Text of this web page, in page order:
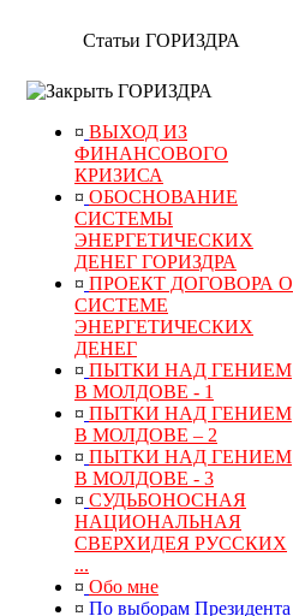
Статьи ГОРИЗДРА
ГОРИЗДРА
¤ ВЫХОД ИЗ
ФИНАНСОВОГО
КРИЗИСА
¤ ОБОСНОВАНИЕ
СИСТЕМЫ
ЭНЕРГЕТИЧЕСКИХ
ДЕНЕГ ГОРИЗДРА
¤ ПРОЕКТ ДОГОВОРА О
СИСТЕМЕ
ЭНЕРГЕТИЧЕСКИХ
ДЕНЕГ
¤ ПЫТКИ НАД ГЕНИЕМ
В МОЛДОВЕ - 1
¤ ПЫТКИ НАД ГЕНИЕМ
В МОЛДОВЕ – 2
¤ ПЫТКИ НАД ГЕНИЕМ
В МОЛДОВЕ - 3
¤ СУДЬБОНОСНАЯ
НАЦИОНАЛЬНАЯ
СВЕРХИДЕЯ РУССКИХ
...
¤ Обо мне
¤ По выборам Президента